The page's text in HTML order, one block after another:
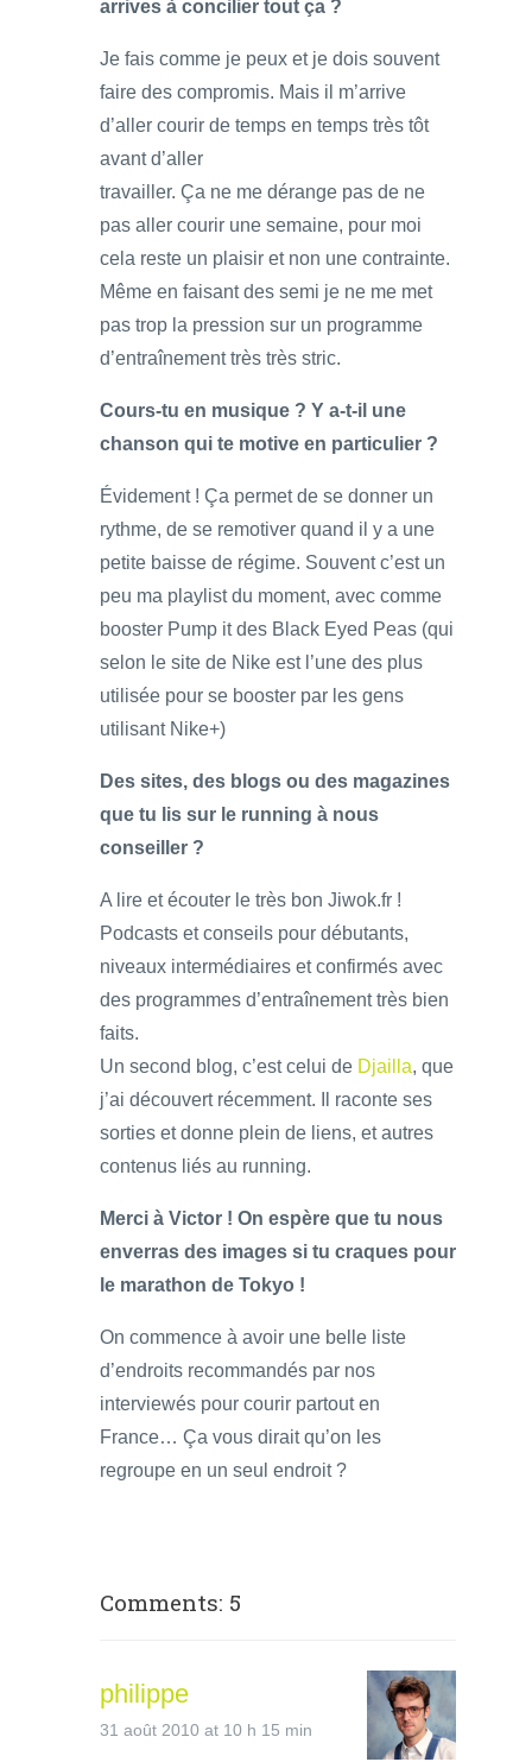
arrives à concilier tout ça ?
Je fais comme je peux et je dois souvent
faire des compromis. Mais il m’arrive
d’aller courir de temps en temps très tôt
avant d’aller
travailler. Ça ne me dérange pas de ne
pas aller courir une semaine, pour moi
cela reste un plaisir et non une contrainte.
Même en faisant des semi je ne me met
pas trop la pression sur un programme
d’entraînement très très stric.
Cours-tu en musique ? Y a-t-il une
chanson qui te motive en particulier ?
Évidement ! Ça permet de se donner un
rythme, de se remotiver quand il y a une
petite baisse de régime. Souvent c’est un
peu ma playlist du moment, avec comme
booster Pump it des Black Eyed Peas (qui
selon le site de Nike est l’une des plus
utilisée pour se booster par les gens
utilisant Nike+)
Des sites, des blogs ou des magazines
que tu lis sur le running à nous
conseiller ?
A lire et écouter le très bon Jiwok.fr !
Podcasts et conseils pour débutants,
niveaux intermédiaires et confirmés avec
des programmes d’entraînement très bien
faits.
Un second blog, c’est celui de Djailla, que
j’ai découvert récemment. Il raconte ses
sorties et donne plein de liens, et autres
contenus liés au running.
Merci à Victor ! On espère que tu nous
enverras des images si tu craques pour
le marathon de Tokyo !
On commence à avoir une belle liste
d’endroits recommandés par nos
interviewés pour courir partout en
France… Ça vous dirait qu’on les
regroupe en un seul endroit ?
Comments: 5
philippe
31 août 2010 at 10 h 15 min